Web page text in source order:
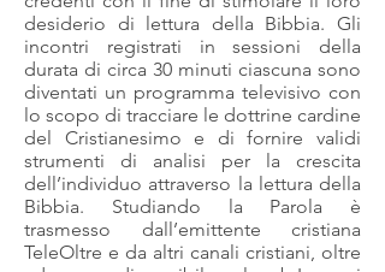
desiderio di lettura della Bibbia. Gli
incontri registrati in sessioni della
durata di circa 30 minuti ciascuna sono
diventati un programma televisivo con
lo scopo di tracciare le dottrine cardine
del Cristianesimo e di fornire validi
strumenti di analisi per la crescita
dell’individuo attraverso la lettura della
Bibbia. Studiando la Parola è
trasmesso dall’emittente cristiana
TeleOltre e da altri canali cristiani, oltre